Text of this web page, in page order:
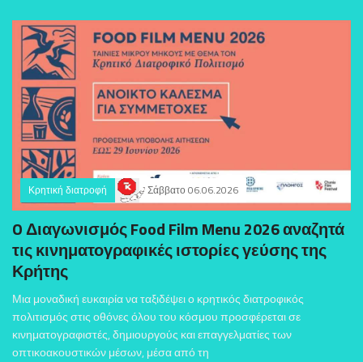
Κρητική διατροφή Σάββατο 06.06.2026
O Διαγωνισμός Food Film Menu 2026 αναζητά
τις κινηματογραφικές ιστορίες γεύσης της
Κρήτης
Μια μοναδική ευκαιρία να ταξιδέψει ο κρητικός διατροφικός
πολιτισμός στις οθόνες όλου του κόσμου προσφέρεται σε
κινηματογραφιστές, δημιουργούς και επαγγελματίες των
οπτικοακουστικών μέσων, μέσα από τη